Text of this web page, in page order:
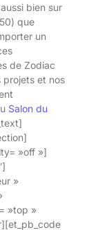
bien sur
que
un
de Zodiac
projets et nos
Salon du
»off »]
»
»top »